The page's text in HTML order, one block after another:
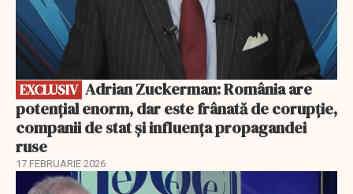
EXCLUSIV
potențial enorm, dar este frânată de corupție,
companii de stat și influența propagandei
ruse
17 FEBRUARIE 2026
EXCLUSIV